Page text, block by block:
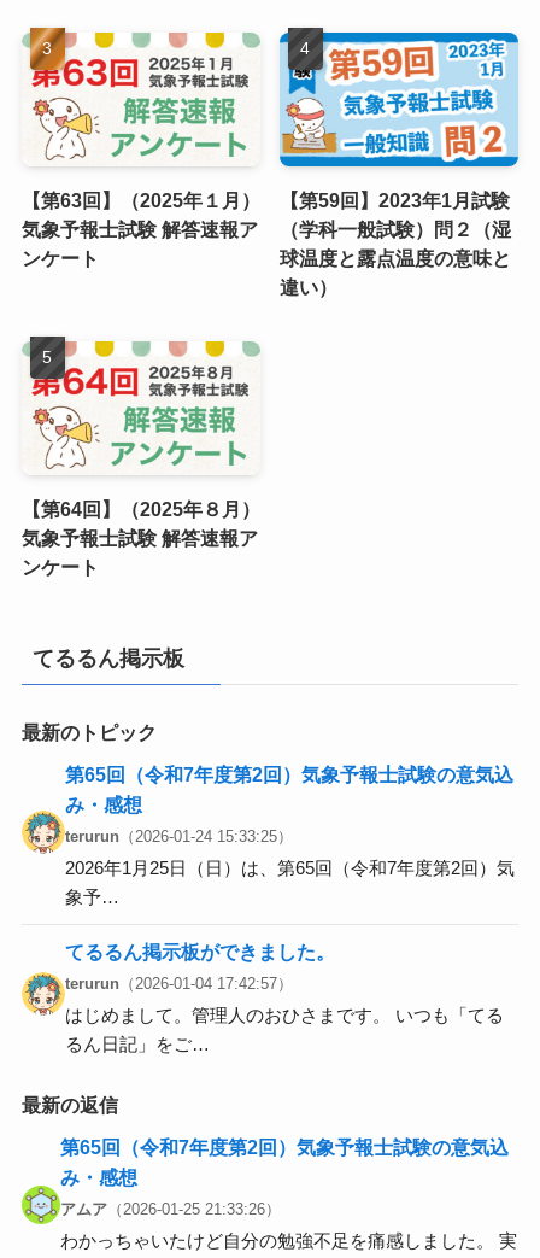
【第63回】（2025年１月）
気象予報士試験 解答速報ア
ンケート
【第59回】2023年1月試験
（学科一般試験）問２（湿
球温度と露点温度の意味と
違い）
【第64回】（2025年８月）
気象予報士試験 解答速報ア
ンケート
てるるん掲示板
最新のトピック
第65回（令和7年度第2回）気象予報士試験の意気込
み・感想
terurun （2026-01-24 15:33:25）
2026年1月25日（日）は、第65回（令和7年度第2回）気
象予…
てるるん掲示板ができました。
terurun （2026-01-04 17:42:57）
はじめまして。管理人のおひさまです。 いつも「てる
るん日記」をご…
最新の返信
第65回（令和7年度第2回）気象予報士試験の意気込
み・感想
アムア（2026-01-25 21:33:26）
わかっちゃいたけど自分の勉強不足を痛感しました。 実